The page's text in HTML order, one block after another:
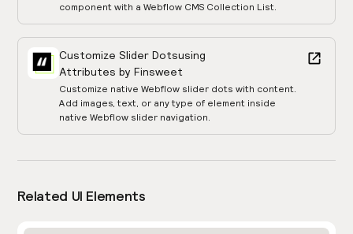
component with a Webflow CMS Collection List.
Customize Slider Dotsusing
Attributes by Finsweet
Customize native Webflow slider dots with content.
Add images, text, or any type of element inside
native Webflow slider navigation.
Related UI Elements